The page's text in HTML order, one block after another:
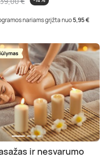
nariams grįžta nuo5,95 €
ir nesvarumo